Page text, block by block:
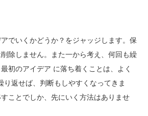
でいくかどうか？をジャッジします。保
除しません。また一から考え、何回も繰
初のアイデア に落ち着くことは、よく
り返せば、判断もしやすくなってきま
ことでしか、先にいく方法はありませ